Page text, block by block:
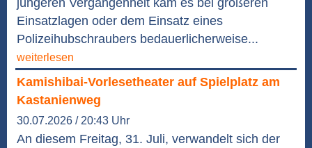
jüngeren Vergangenheit kam es bei größeren
Einsatzlagen oder dem Einsatz eines
Polizeihubschraubers bedauerlicherweise...
weiterlesen
Kamishibai-Vorlesetheater auf Spielplatz am
Kastanienweg
30.07.2026 / 20:43 Uhr
An diesem Freitag, 31. Juli, verwandelt sich der